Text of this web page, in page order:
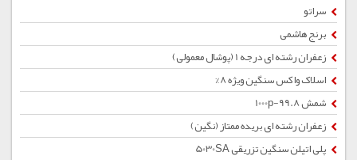
سراتو
برنج هاشمی
زعفران رشته ای درجه 1 (پوشال معمولی)
اسلاک واکس سنگین ویژه 8%
شمش 1000p-99.8
زعفران رشته ای بریده ممتاز (نگین)
پلی اتیلن سنگین تزریقی 5030SA